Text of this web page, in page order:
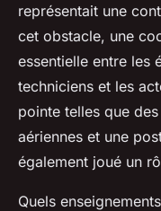
représentait une
cet obstacle, une
essentielle entre les
techniciens et les
pointe telles que
aériennes et une
également joué un
Quels